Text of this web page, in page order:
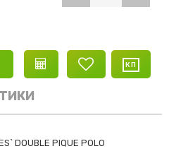
DOUBLE PIQUE POLO